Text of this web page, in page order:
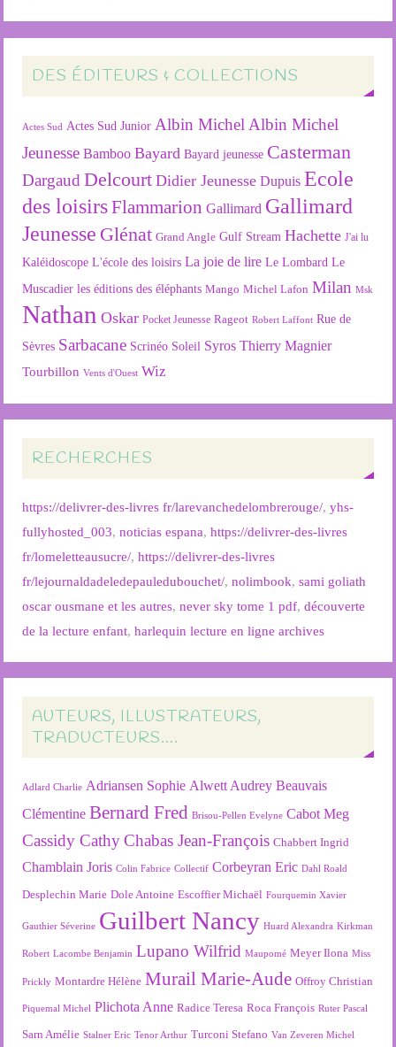
DES ÉDITEURS & COLLECTIONS
Actes Sud Actes Sud Junior Albin Michel Albin Michel
Jeunesse Bamboo Bayard Bayard jeunesse Casterman
Dargaud Delcourt Didier Jeunesse Dupuis Ecole
des loisirsFlammarion Gallimard Gallimard
Jeunesse Glénat Grand Angle Gulf Stream Hachette J'ai lu
Kaléidoscope L'école des loisirs La joie de lire Le Lombard Le
Muscadier les éditions des éléphants Mango Michel Lafon Milan Msk
Nathan Oskar Pocket Jeunesse Rageot Robert Laffont Rue de
Sèvres Sarbacane Scrinéo Soleil Syros Thierry Magnier
Tourbillon Vents d'Ouest Wiz
RECHERCHES
https://delivrer-des-livres fr/larevanchedelombrerouge/,yhs-
fullyhosted_003,noticias espana,https://delivrer-des-livres
fr/lomeletteausucre/,https://delivrer-des-livres
fr/lejournaldadeledepauledubouchet/,nolimbook,sami goliath
oscar ousmane et les autres,never sky tome 1 pdf,découverte
de la lecture enfant,harlequin lecture en ligne archives
AUTEURS, ILLUSTRATEURS,
TRADUCTEURS….
Adlard Charlie Adriansen Sophie Alwett Audrey Beauvais
Clémentine Bernard Fred Brisou-Pellen Evelyne Cabot Meg
Cassidy Cathy Chabas Jean-François Chabbert Ingrid
Chamblain Joris Colin Fabrice Collectif Corbeyran Eric Dahl Roald
Desplechin Marie Dole Antoine Escoffier Michaël Fourquemin Xavier
Gauthier Séverine Guilbert Nancy Huard Alexandra Kirkman
Robert Lacombe Benjamin Lupano Wilfrid Maupomé Meyer Ilona Miss
Prickly Montardre Hélène Murail Marie-Aude Offroy Christian
Piquemal Michel Plichota Anne Radice Teresa Roca François Ruter Pascal
Sarn Amélie Stalner Eric Tenor Arthur Turconi Stefano Van Zeveren Michel